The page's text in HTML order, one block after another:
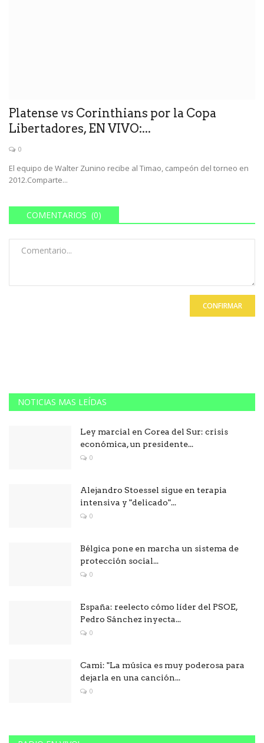
Platense vs Corinthians por la Copa
Libertadores, EN VIVO:...
0
El equipo de Walter Zunino recibe al Timao, campeón del torneo en
2012.Comparte...
COMENTARIOS (0)
CONFIRMAR
NOTICIAS MAS LEÍDAS
Ley marcial en Corea del Sur: crisis
económica, un presidente...
0
Alejandro Stoessel sigue en terapia
intensiva y "delicado"...
0
Bélgica pone en marcha un sistema de
protección social...
0
España: reelecto cómo líder del PSOE,
Pedro Sánchez inyecta...
0
Cami: "La música es muy poderosa para
dejarla en una canción...
0